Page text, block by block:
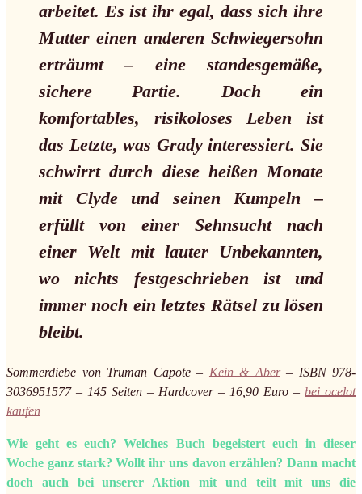
arbeitet. Es ist ihr egal, dass sich ihre
Mutter einen anderen Schwiegersohn
erträumt – eine standesgemäße,
sichere Partie. Doch ein
komfortables, risikoloses Leben ist
das Letzte, was Grady interessiert. Sie
schwirrt durch diese heißen Monate
mit Clyde und seinen Kumpeln –
erfüllt von einer Sehnsucht nach
einer Welt mit lauter Unbekannten,
wo nichts festgeschrieben ist und
immer noch ein letztes Rätsel zu lösen
bleibt.
Sommerdiebe von Truman Capote – Kein & Aber– ISBN 978-
3036951577 – 145 Seiten – Hardcover – 16,90 Euro – bei ocelot
kaufen
Wie geht es euch? Welches Buch begeistert euch in dieser
Woche ganz stark? Wollt ihr uns davon erzählen? Dann macht
doch auch bei unserer Aktion mit und teilt mit uns die